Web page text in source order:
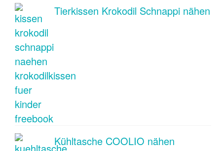
Tierkissen Krokodil Schnappi nähen
Kühltasche COOLIO nähen